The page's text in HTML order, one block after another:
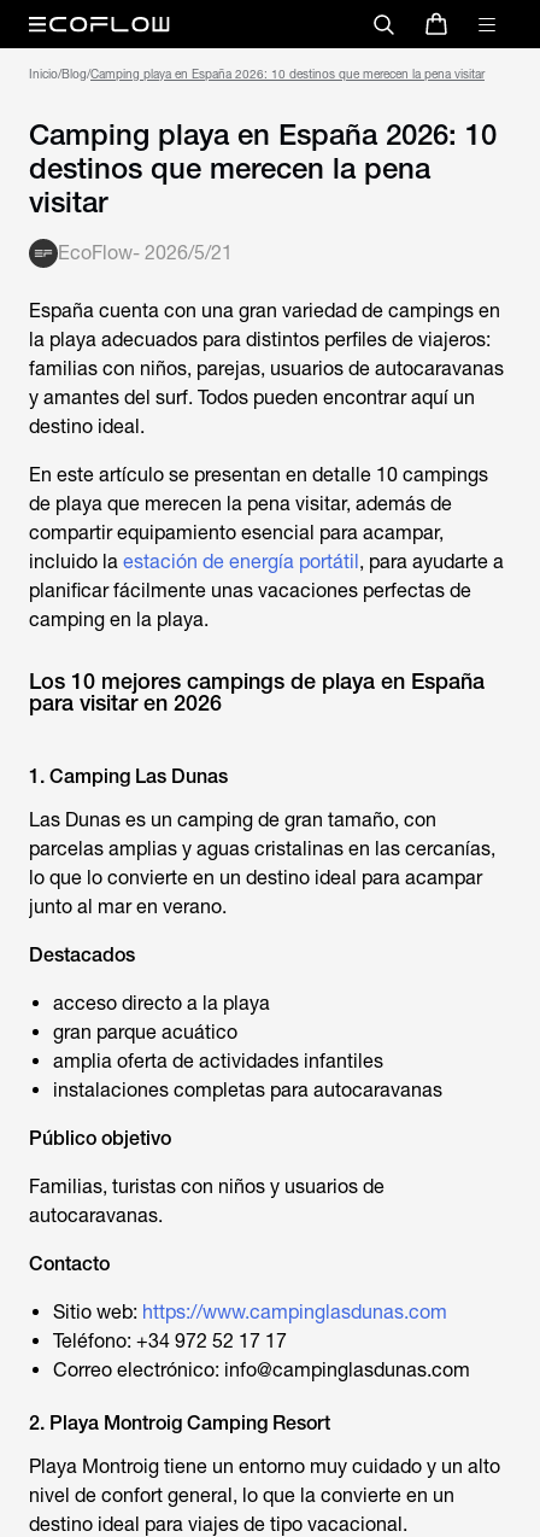
Inicio/Blog/Camping playa en España 2026: 10 destinos que merecen la pena visitar
Camping playa en España 2026: 10
destinos que merecen la pena
visitar
EcoFlow- 2026/5/21
España cuenta con una gran variedad de campings en
la playa adecuados para distintos perfiles de viajeros:
familias con niños, parejas, usuarios de autocaravanas
y amantes del surf. Todos pueden encontrar aquí un
destino ideal.
En este artículo se presentan en detalle 10 campings
de playa que merecen la pena visitar, además de
compartir equipamiento esencial para acampar,
incluido la estación de energía portátil, para ayudarte a
planificar fácilmente unas vacaciones perfectas de
camping en la playa.
Los 10 mejores campings de playa en España
para visitar en 2026
1. Camping Las Dunas
Las Dunas es un camping de gran tamaño, con
parcelas amplias y aguas cristalinas en las cercanías,
lo que lo convierte en un destino ideal para acampar
junto al mar en verano.
Destacados
acceso directo a la playa
gran parque acuático
amplia oferta de actividades infantiles
instalaciones completas para autocaravanas
Público objetivo
Familias, turistas con niños y usuarios de
autocaravanas.
Contacto
Sitio web: https://www.campinglasdunas.com
Teléfono: +34 972 52 17 17
Correo electrónico: info@campinglasdunas.com
2. Playa Montroig Camping Resort
Playa Montroig tiene un entorno muy cuidado y un alto
nivel de confort general, lo que la convierte en un
destino ideal para viajes de tipo vacacional.